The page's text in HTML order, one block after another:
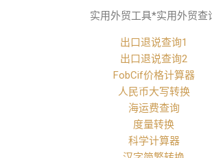
实用外贸工具*实用外贸查
出口退说查询1
出口退说查询2
FobCif价格计算器
人民币大写转换
海运费查询
度量转换
科学计算器